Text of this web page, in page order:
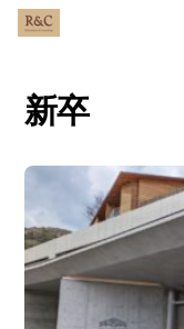
content
新卒